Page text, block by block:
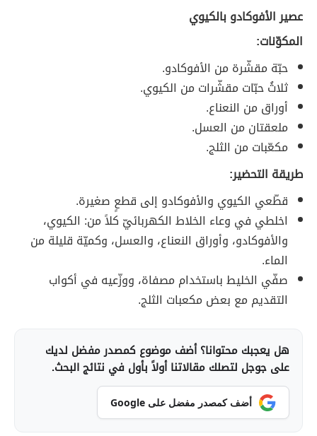
عصير الأفوكادو بالكيوي
المكوّنات:
حبّة مقشّرة من الأفوكادو.
ثلاثُ حبّات مقشّرات من الكيوي.
أوراق من النعناع.
ملعقتان من العسل.
مكعّبات من الثلج.
طريقة التحضير:
قطّعي الكيوي والأفوكادو إلى قطعٍ صغيرة.
اخلطي في وعاء الخلاط الكهربائيّ كلاً من: الكيوي،
والأفوكادو، وأوراق النعناع، والعسل، وكميّة قليلة من
الماء.
صفّي الخليط باستخدام مصفاة، ووزّعيه في أكواب
التقديم مع بعض مكعبات الثلج.
هل يعجبك محتوانا؟ أضف موضوع كمصدر مفضل لديك
على جوجل لتصلك مقالاتنا أولاً بأول في نتائج البحث.
أضف كمصدر مفضل على Google